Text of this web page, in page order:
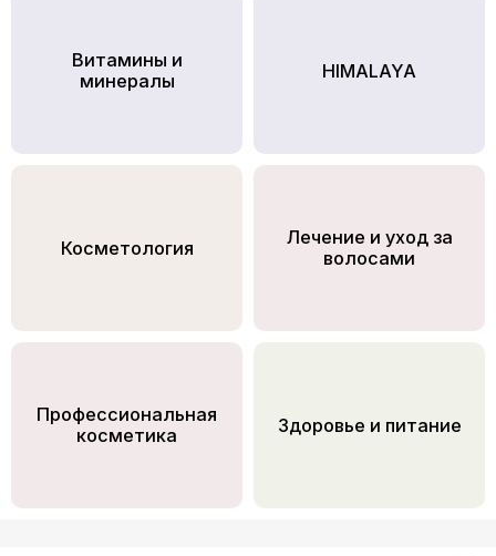
Витамины и
минералы
HIMALAYA
Косметология
Лечение и уход за
волосами
Профессиональная
косметика
Здоровье и питание